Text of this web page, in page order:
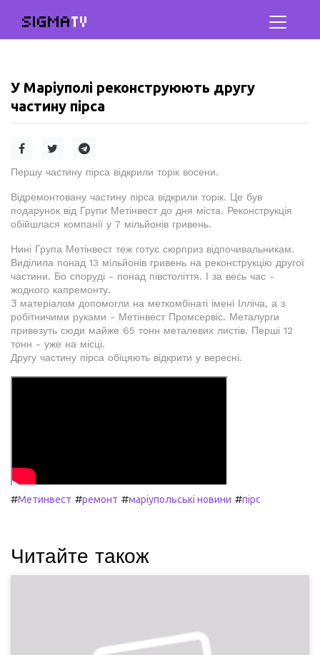
SIGMATV
У Маріуполі реконструюють другу
частину пірса
Першу частину пірса відкрили торік восени.
Відремонтовану частину пірса відкрили торік. Це був
подарунок від Групи Метінвест до дня міста. Реконструкція
обійшлася компанії у 7 мільйонів гривень.
Нині Група Метінвест теж готує сюрприз відпочивальникам.
Виділила понад 13 мільйонів гривень на реконструкцію другої
частини. Бо споруді - понад півстоліття. І за весь час -
жодного капремонту.
З матеріалом допомогли на меткомбінаті імені Ілліча, а з
робітничими руками - Метінвест Промсервіс. Металурги
привезуть сюди майже 65 тонн металевих листів. Перші 12
тонн - уже на місці.
Другу частину пірса обіцяють відкрити у вересні.
#Метинвест #ремонт #маріупольські новини #пірс
Читайте також